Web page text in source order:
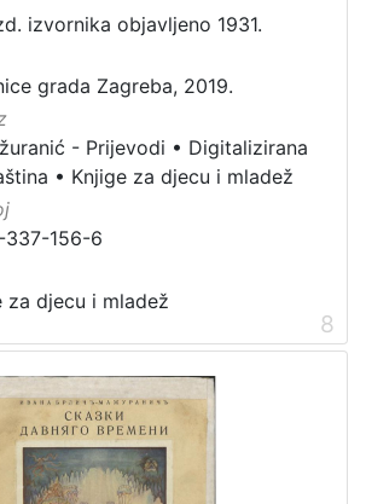
izvornika objavljeno 1931.
grada Zagreba, 2019.
- Prijevodi • Digitalizirana
• Knjige za djecu i mladež
337-156-6
za djecu i mladež
8